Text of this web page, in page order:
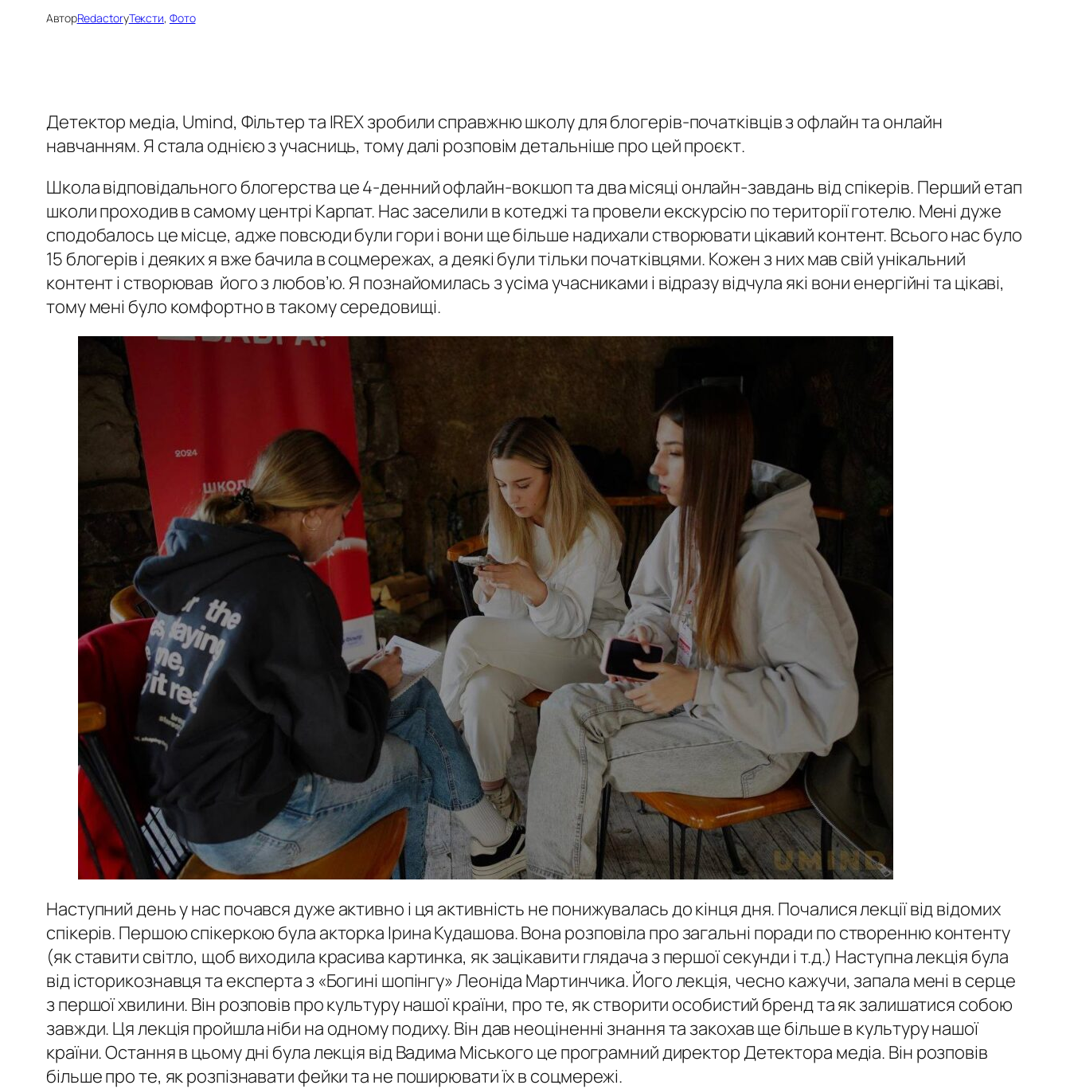
АвторRedactorуТексти, Фото
Детектор медіа, Umind, Фільтер та IREX зробили справжню школу для блогерів-початківців з офлайн та онлайн
навчанням. Я стала однією з учасниць, тому далі розповім детальніше про цей проєкт.
Школа відповідального блогерства це 4-денний офлайн-вокшоп та два місяці онлайн-завдань від спікерів. Перший етап
школи проходив в самому центрі Карпат. Нас заселили в котеджі та провели екскурсію по території готелю. Мені дуже
сподобалось це місце, адже повсюди були гори і вони ще більше надихали створювати цікавий контент. Всього нас було
15 блогерів і деяких я вже бачила в соцмережах, а деякі були тільки початківцями. Кожен з них мав свій унікальний
контент і створював його з любов’ю. Я познайомилась з усіма учасниками і відразу відчула які вони енергійні та цікаві,
тому мені було комфортно в такому середовищі.
Наступний день у нас почався дуже активно і ця активність не понижувалась до кінця дня. Почалися лекції від відомих
спікерів. Першою спікеркою була акторка Ірина Кудашова. Вона розповіла про загальні поради по створенню контенту
(як ставити світло, щоб виходила красива картинка, як зацікавити глядача з першої секунди і т.д.) Наступна лекція була
від історикознавця та експерта з «Богині шопінгу» Леоніда Мартинчика. Його лекція, чесно кажучи, запала мені в серце
з першої хвилини. Він розповів про культуру нашої країни, про те, як створити особистий бренд та як залишатися собою
завжди. Ця лекція пройшла ніби на одному подиху. Він дав неоціненні знання та закохав ще більше в культуру нашої
країни. Остання в цьому дні була лекція від Вадима Міського це програмний директор Детектора медіа. Він розповів
більше про те, як розпізнавати фейки та не поширювати їх в соцмережі.